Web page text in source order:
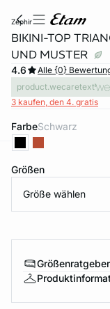
zephir
BIKINI-TOP
UND MUSTER
4.6
Alle {0}
product.wecaretext
3 kaufen, den 4. gratis
Farbe schwarz
Größen
Größe wählen
Größenratgeber